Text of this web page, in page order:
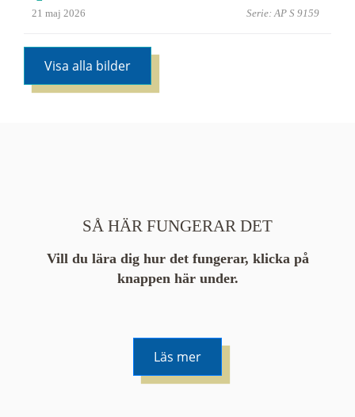
21 maj 2026 Serie: AP S 9159
Visa alla bilder
SÅ HÄR FUNGERAR DET
Vill du lära dig hur det fungerar, klicka på
knappen här under.
Läs mer